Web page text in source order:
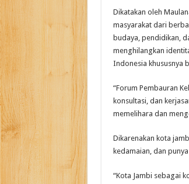
Dikatakan oleh
masyarakat dari
budaya, pendidikan,
menghilangkan
Indonesia khususnya
“Forum Pembauran
konsultasi, dan
memelihara dan
Dikarenakan kota
kedamaian, dan
“Kota Jambi sebagai